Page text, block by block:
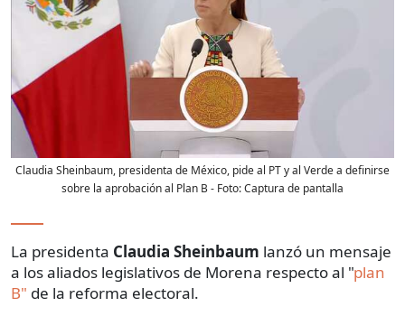
Claudia Sheinbaum, presidenta de México, pide al PT y al Verde a definirse
sobre la aprobación al Plan B- Foto:Captura de pantalla
La presidenta Claudia Sheinbaum lanzó un mensaje
a los aliados legislativos de Morena respecto al "plan
B" de la reforma electoral.